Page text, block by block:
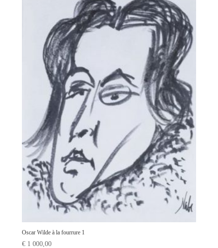
Oscar Wilde à la fourrure 1
€1 000,00